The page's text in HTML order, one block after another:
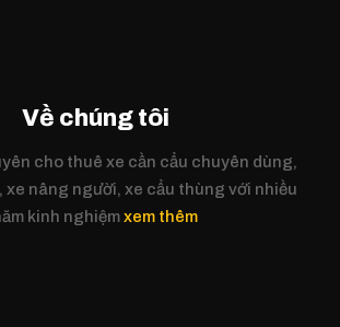
Về chúng tôi
cho thuê xe cần cẩu chuyên dùng,
xe nâng người, xe cẩu thùng với nhiều
kinh nghiệmxem thêm